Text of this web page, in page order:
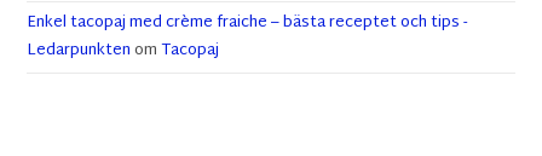
Enkel tacopaj med crème fraiche – bästa receptet och tips -
LedarpunktenomTacopaj